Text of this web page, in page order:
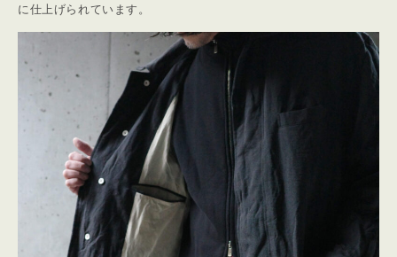
に仕上げられています。